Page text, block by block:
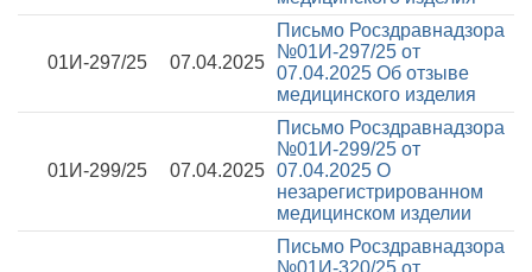
01И-297/25 07.04.2025
Письмо Росздравнадзора
№01И-297/25 от
07.04.2025 Об отзыве
медицинского изделия
01И-299/25 07.04.2025
Письмо Росздравнадзора
№01И-299/25 от
07.04.2025 О
незарегистрированном
медицинском изделии
Письмо Росздравнадзора
№01И-320/25 от